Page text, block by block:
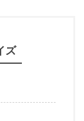
ズ